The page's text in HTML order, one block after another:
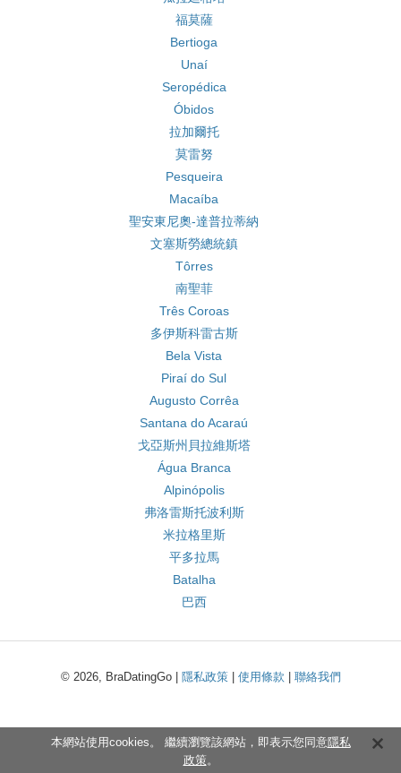
福莫薩
Bertioga
Unaí
Seropédica
Óbidos
拉加爾托
莫雷努
Pesqueira
Macaíba
聖安東尼奧-達普拉蒂納
文塞斯勞總統鎮
Tôrres
南聖菲
Três Coroas
多伊斯科雷古斯
Bela Vista
Piraí do Sul
Augusto Corrêa
Santana do Acaraú
戈亞斯州貝拉維斯塔
Água Branca
Alpinópolis
弗洛雷斯托波利斯
米拉格里斯
平多拉馬
Batalha
巴西
© 2026, BraDatingGo | 隱私政策| 使用條款 聯絡我們
本網站使用cookies。 繼續瀏覽該網站，即表示您同意隱私
政策。